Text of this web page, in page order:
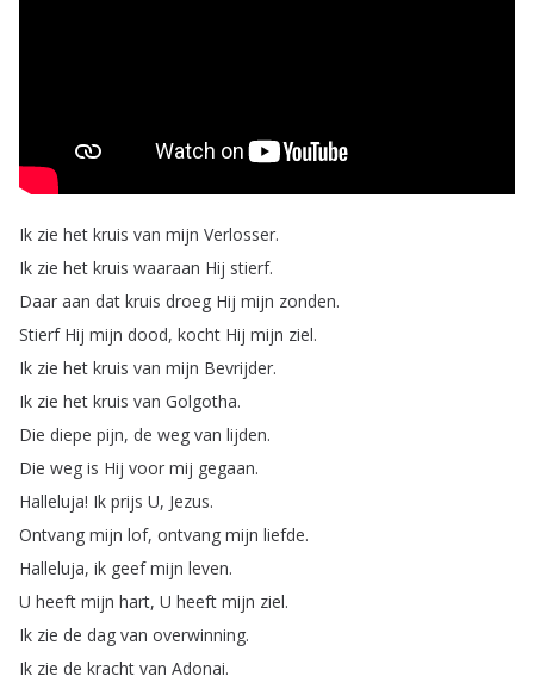
Ik zie het kruis van mijn Verlosser.
Ik zie het kruis waaraan Hij stierf.
Daar aan dat kruis droeg Hij mijn zonden.
Stierf Hij mijn dood, kocht Hij mijn ziel.
Ik zie het kruis van mijn Bevrijder.
Ik zie het kruis van Golgotha.
Die diepe pijn, de weg van lijden.
Die weg is Hij voor mij gegaan.
Halleluja! Ik prijs U, Jezus.
Ontvang mijn lof, ontvang mijn liefde.
Halleluja, ik geef mijn leven.
U heeft mijn hart, U heeft mijn ziel.
Ik zie de dag van overwinning.
Ik zie de kracht van Adonai.